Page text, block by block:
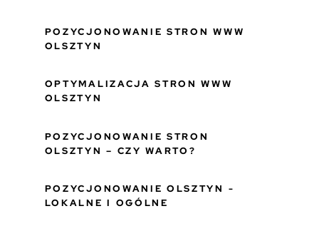
POZYCJONOWANIE STRON WWW
OLSZTYN
OPTYMALIZACJA STRON WWW
OLSZTYN
POZYCJONOWANIE STRON
OLSZTYN – CZY WARTO?
POZYCJONOWANIE OLSZTYN -
LOKALNE I OGÓLNE